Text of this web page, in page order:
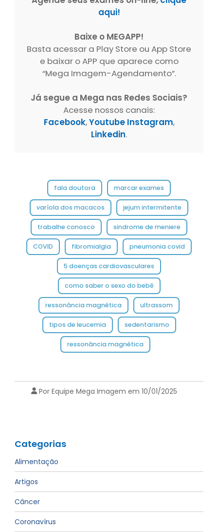
aqui!
Baixe o MEGAPP!
Basta acessar a Play Store ou App Store
e baixar o APP que aparece como
“Mega Imagem-Agendamento”.
Já segue a Mega nas Redes Sociais?
Acesse nossos canais:
Facebook,Youtube Instagram,
Linkedin.
fala doutora marcar exames
varíola dos macacos jejum intermitente
trabalhe conosco sindrome de meniere
COVID fibromialgia pneumonia covid
5 doenças cardiovasculares
como saber o sexo do bebê
ressonância magnética ultrassom
tipos de leucemia sedentarismo
ressonância magnética
Por Equipe Mega Imagem em 10/01/2025
Categorias
Alimentação
Artigos
Câncer
Coronavírus